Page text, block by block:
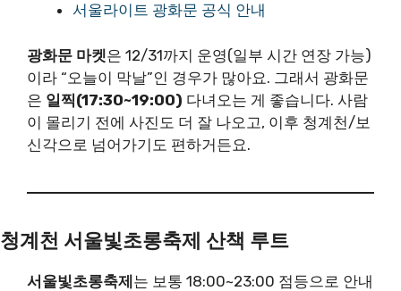
서울라이트 광화문 공식 안내
광화문 마켓은 12/31까지 운영(일부 시간 연장 가능)
이라 “오늘이 막날”인 경우가 많아요. 그래서 광화문
은 일찍(17:30~19:00) 다녀오는 게 좋습니다. 사람
이 몰리기 전에 사진도 더 잘 나오고, 이후 청계천/보
신각으로 넘어가기도 편하거든요.
청계천 서울빛초롱축제 산책 루트
서울빛초롱축제는 보통 18:00~23:00 점등으로 안내